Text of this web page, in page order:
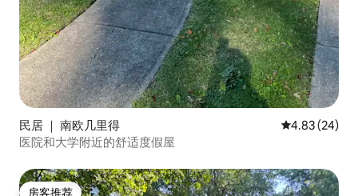
民居 ｜ 南欧几里得 平均评分
4.83 (24)
医院和大学附近的舒适度假屋
房客推荐